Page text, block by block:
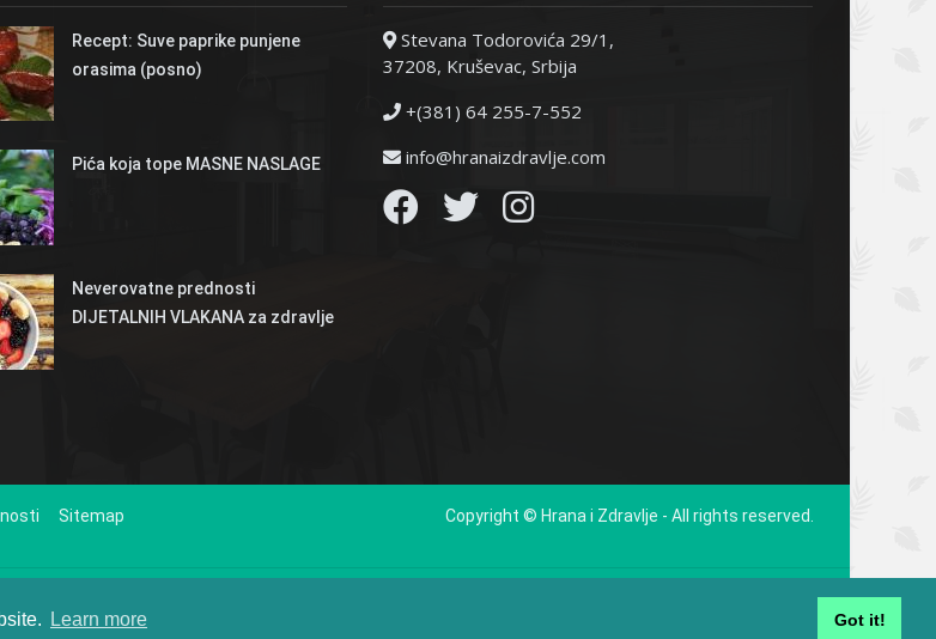
Learn more Got it!
Recept: Suve paprike punjene
orasima (posno)
Pića koja tope MASNE NASLAGE
Neverovatne prednosti
DIJETALNIH VLAKANA za zdravlje
Stevana Todorovića 29/1,
37208, Kruševac, Srbija
+(381) 64 255-7-552
info@hranaizdravlje.com
Sitemap Copyright © Hrana i Zdravlje - All rights reserved.
temama i ne treba ih tumačiti kao lekarske savete. Ako imate bilo kakvih pitanja u vezi sa zdravstvom, obratite se svom lekaru.
veze sa bilo kojom akademijom, bolnicom ili drugim medicinksim ustanovama.